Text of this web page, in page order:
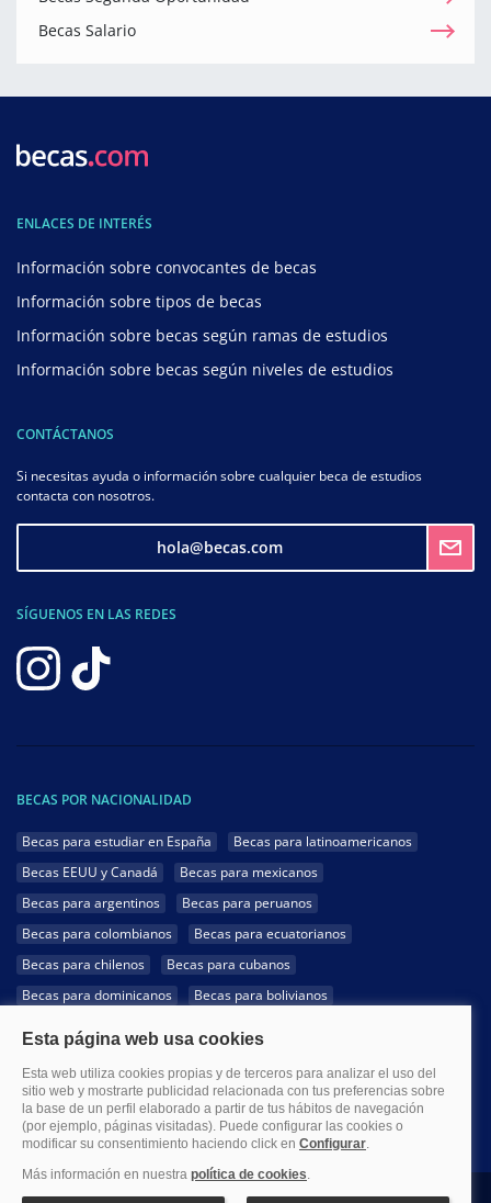
Becas Salario
ENLACES DE INTERÉS
Información sobre convocantes de becas
Información sobre tipos de becas
Información sobre becas según ramas de estudios
Información sobre becas según niveles de estudios
CONTÁCTANOS
Si necesitas ayuda o información sobre cualquier beca de estudios
contacta con nosotros.
hola@becas.com
SÍGUENOS EN LAS REDES
BECAS POR NACIONALIDAD
Becas para estudiar en España
Becas para latinoamericanos
Becas EEUU y Canadá
Becas para mexicanos
Becas para argentinos
Becas para peruanos
Becas para colombianos
Becas para ecuatorianos
Becas para chilenos
Becas para cubanos
Becas para dominicanos
Becas para bolivianos
Becas para hondureños
Becas para paraguayos
Becas para uruguayos
Becas para salvadoreños
1999-2026 Becas.com @Todos los derechos reservados